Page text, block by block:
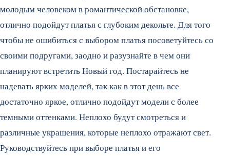
молодым человеком в романтической обстановке,
отлично подойдут платья с глубоким декольте. Для того
чтобы не ошибиться с выбором платья посоветуйтесь со
своими подругами, заодно и разузнайте в чем они
планируют встретить Новый год. Постарайтесь не
надевать ярких моделей, так как в этот день все
достаточно яркое, отлично подойдут модели с более
темными оттенками. Неплохо будут смотреться и
различные украшения, которые неплохо отражают свет.
Руководствуйтесь при выборе платья и его